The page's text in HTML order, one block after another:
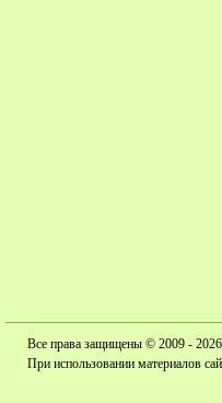
Все права защищены © 2009 - 2026
При использовании материалов